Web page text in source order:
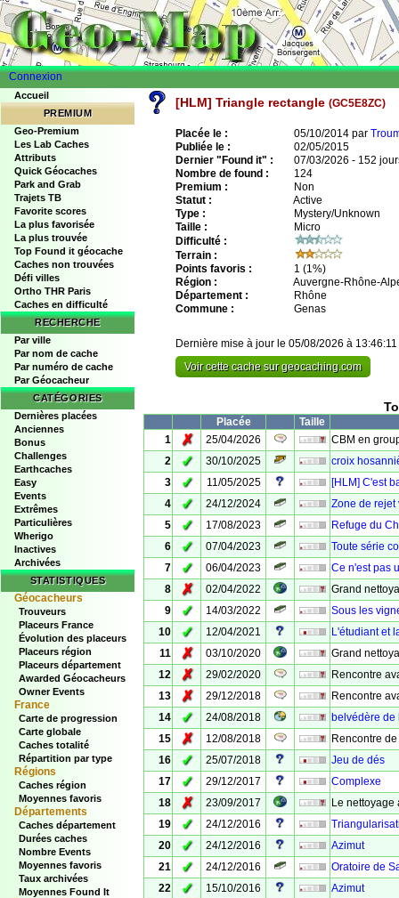
Connexion
Accueil
PREMIUM
Geo-Premium
Les Lab Caches
Attributs
Quick Géocaches
Park and Grab
Trajets TB
Favorite scores
La plus favorisée
La plus trouvée
Top Found it géocache
Caches non trouvées
Défi villes
Ortho THR Paris
Caches en difficulté
RECHERCHE
Par ville
Par nom de cache
Par numéro de cache
Par Géocacheur
CATÉGORIES
Dernières placées
Anciennes
Bonus
Challenges
Earthcaches
Easy
Events
Extrêmes
Particulières
Wherigo
Inactives
Archivées
STATISTIQUES
Géocacheurs
Trouveurs
Placeurs France
Évolution des placeurs
Placeurs région
Placeurs département
Awarded Géocacheurs
Owner Events
France
Carte de progression
Carte globale
Caches totalité
Répartition par type
Régions
Caches région
Moyennes favoris
Départements
Caches département
Durées caches
Nombre Events
Moyennes favoris
Taux archivées
Moyennes Found It
[HLM] Triangle rectangle (GC5E8ZC)
Placée le : 05/10/2014 par
Publiée le :
02/05/2015
Dernier "Found it" :
07/03/2026 - 152
Nombre de found :
124
Premium :
Non
Statut :
Active
Type :
Mystery/Unknown
Taille :
Micro
Difficulté :
Terrain :
Points favoris :
1 (1%)
Région :
Auvergne-Rhône-
Département :
Rhône
Commune :
Genas
Dernière mise à jour le 05/08/2026 à 13:46:11
Voir cette cache sur geocaching.com
Placée
Taille
1
✗ 25/04/2026
CBM en
2
✓ 30/10/2025
croix
3
✓ 11/05/2025
[HLM] C'est
4
✓ 24/12/2024
Zone de rejet
5
✓ 17/08/2023
Refuge du
6
✓ 07/04/2023
Toute série
7
✓ 06/04/2023
Ce n'est pas
8
✗ 02/04/2022
Grand
9
✓ 14/03/2022
Sous les
10
✓ 12/04/2021
L'étudiant et
11
✗ 03/10/2020
Grand
12
✗ 29/02/2020
Rencontre
13
✗ 29/12/2018
Rencontre
14
✓ 24/08/2018
belvédère de
15
✗ 12/08/2018
Rencontre
16
✓ 25/07/2018
Jeu de dés
17
✓ 29/12/2017
Complexe
18
✗ 23/09/2017
Le nettoyage
19
✓ 24/12/2016
20
✓ 24/12/2016
Azimut
21
✓ 24/12/2016
Oratoire de
22
✓ 15/10/2016
Azimut